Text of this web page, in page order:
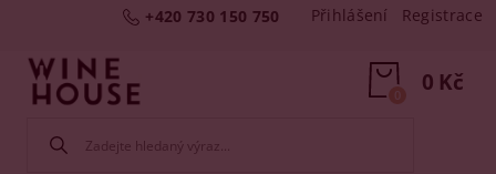
+420 730 150 750 Přihlášení Registrace
0 Kč
0